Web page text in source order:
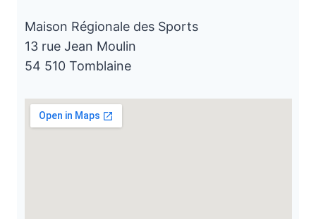
Maison Régionale des Sports
13 rue Jean Moulin
54 510 Tomblaine